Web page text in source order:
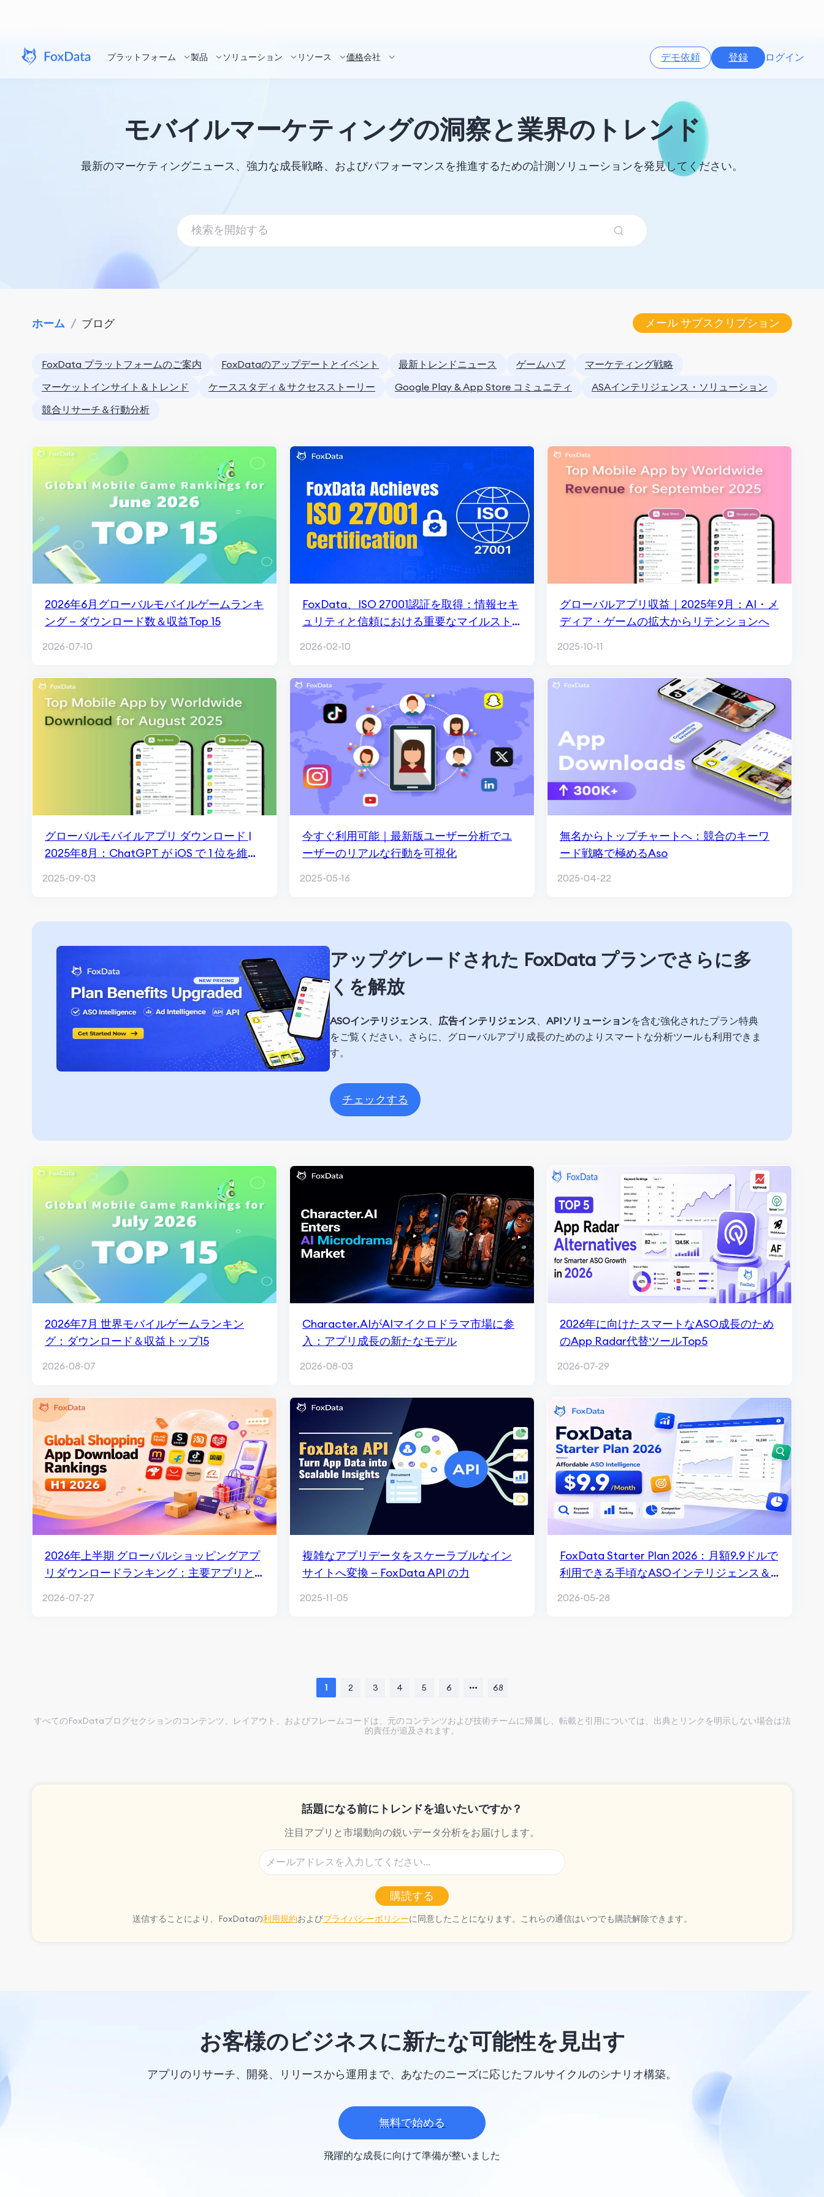
プラットフォーム 製品 ソリューション リソース 価格会社 デモ依頼 登録 ログイン
モバイルマーケティングの洞察と業界のトレンド
最新のマーケティングニュース、強力な成長戦略、およびパフォーマンスを推進するための計測ソリューションを発見してください。
ホーム / ブログ メール サブスクリプション
FoxData プラットフォームのご案内 FoxDataのアップデートとイベント 最新トレンドニュース ゲームハブ
マーケティング戦略
マーケットインサイト＆トレンド
ケーススタディ＆サクセスストーリー Google Play & App Store コミュニティ
ASAインテリジェンス・ソリューション
競合リサーチ＆行動分析
2026年6月グローバルモバイルゲームランキ
ング — ダウンロード数＆収益Top 15
2026-07-10
FoxData、ISO 27001認証を取得：情報セキ
ュリティと信頼における重要なマイルスト
2026-02-10
グローバルアプリ収益｜2025年9月：AI・メ
ディア・ゲームの拡大からリテンションへ
2025-10-11
グローバルモバイルアプリ ダウンロード |
2025年8月：ChatGPT が iOS で 1 位を維
2025-09-03
今すぐ利用可能｜最新版ユーザー分析でユ
ーザーのリアルな行動を可視化
2025-05-16
無名からトップチャートへ：競合のキーワ
ード戦略で極めるAso
2025-04-22
アップグレードされた FoxData プランでさらに多
くを解放
ASOインテリジェンス、 広告インテリジェンス、 APIソリューションを含む強化されたプラン特典
をご覧ください。さらに、グローバルアプリ成長のためのよりスマートな分析ツールも利用できま
す。
チェックする
2026年7月 世界モバイルゲームランキン
グ：ダウンロード＆収益トップ15
2026-08-07
Character.AIがAIマイクロドラマ市場に参
入：アプリ成長の新たなモデル
2026-08-03
2026年に向けたスマートなASO成長のため
のApp Radar代替ツールTop5
2026-07-29
2026年上半期 グローバルショッピングアプ
リダウンロードランキング：主要アプリと
2026-07-27
複雑なアプリデータをスケーラブルなイン
サイトへ変換 — FoxData API の力
2025-11-05
FoxData Starter Plan 2026：月額9.9ドルで
利用できる手頃なASOインテリジェンス＆
2026-05-28
1 2 3 4 5 6 68
すべてのFoxDataブログセクションのコンテンツ、レイアウト、およびフレームコードは、元のコンテンツおよび技術チームに帰属し、転載と引用については、出典とリンクを明示しない場合は法
的責任が追及されます。
話題になる前にトレンドを追いたいですか？
注目アプリと市場動向の鋭いデータ分析をお届けします。
購読する
送信することにより、FoxDataの利用規約およびプライバシーポリシーに同意したことになります。これらの通信はいつでも購読解除できます。
お客様のビジネスに新たな可能性を見出す
アプリのリサーチ、開発、リリースから運用まで、あなたのニーズに応じたフルサイクルのシナリオ構築。
無料で始める
飛躍的な成長に向けて準備が整いました